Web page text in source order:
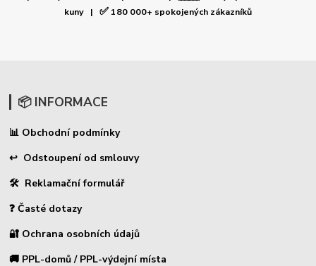
kuny | ✅ 180 000+ spokojených zákazníků
📦 INFORMACE
📊 Obchodní podmínky
↩ Odstoupení od smlouvy
🛠 Reklamační formulář
❓ Časté dotazy
🔐 Ochrana osobních údajů
🚚 PPL-domů / PPL-výdejní místa